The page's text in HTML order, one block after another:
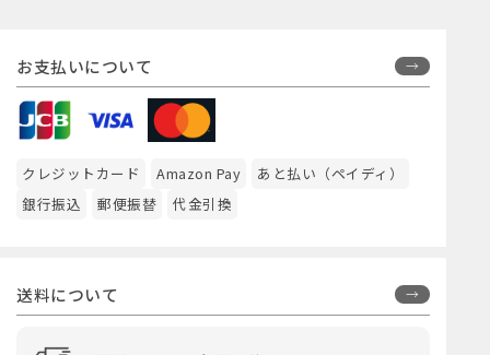
お支払いについて
クレジットカード Amazon Pay
あと払い（ペイディ）
銀行振込
郵便振替 代金引換
送料について